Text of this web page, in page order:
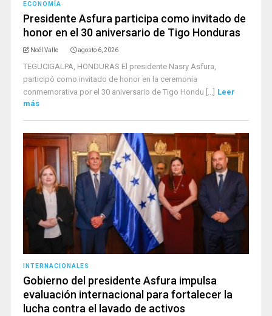
ECONOMÍA
Presidente Asfura participa como invitado de
honor en el 30 aniversario de Tigo Honduras
Noél Valle agosto 6, 2026
TEGUCIGALPA, HONDURAS El presidente Nasry Asfura,
participó como invitado de honor en la ceremonia
conmemorativa por el 30 aniversario de Tigo Hondu [...] Leer
más
INTERNACIONALES
Gobierno del presidente Asfura impulsa
evaluación internacional para fortalecer la
lucha contra el lavado de activos